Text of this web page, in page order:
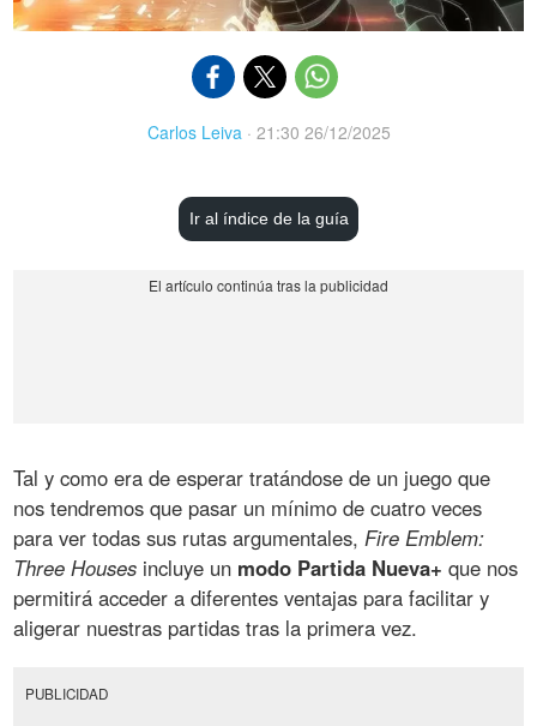
Carlos Leiva · 21:30 26/12/2025
Ir al índice de la guía
Tal y como era de esperar tratándose de un juego que
nos tendremos que pasar un mínimo de cuatro veces
para ver todas sus rutas argumentales,Fire Emblem:
Three Houses incluye un modo Partida Nueva+ que nos
permitirá acceder a diferentes ventajas para facilitar y
aligerar nuestras partidas tras la primera vez.
PUBLICIDAD